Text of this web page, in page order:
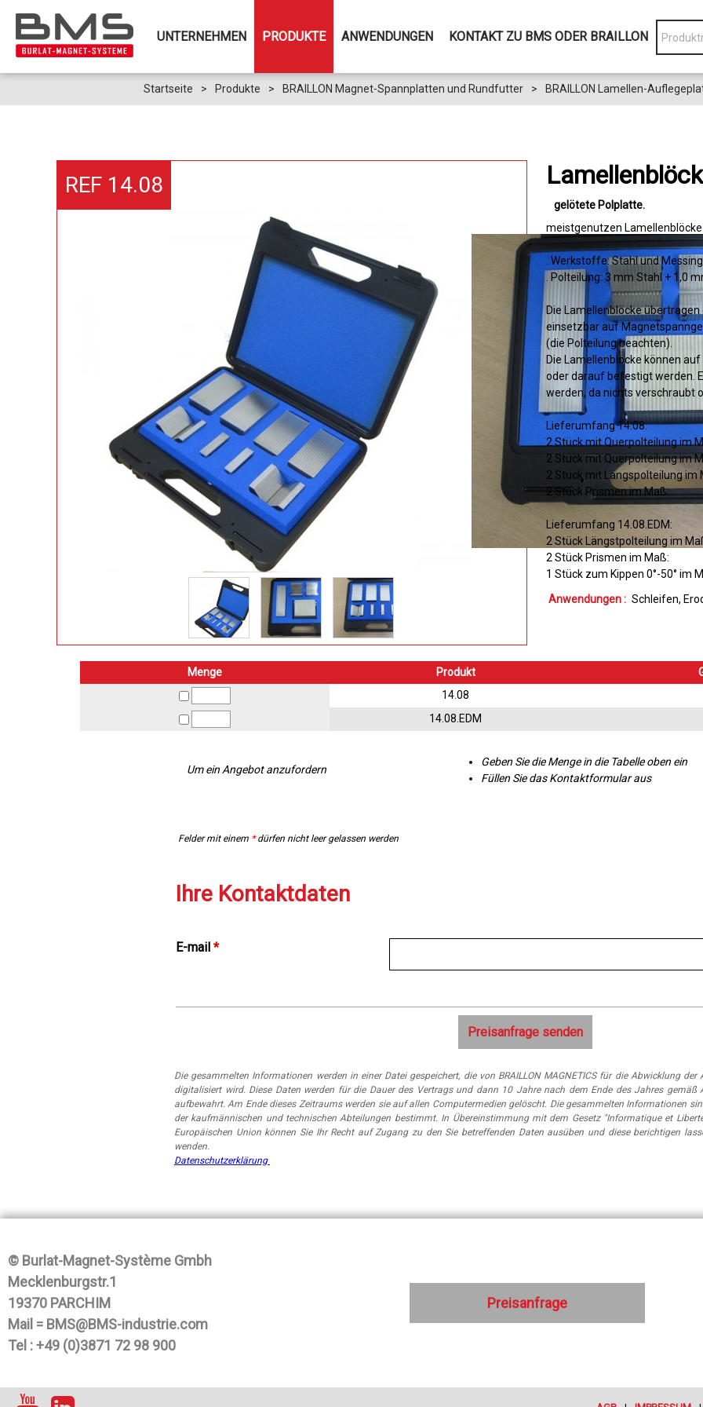
UNTERNEHMEN PRODUKTE ANWENDUNGEN KONTAKT ZU BMS ODER BRAILLON
Startseite > Produkte > BRAILLON Magnet-Spannplatten und Rundfutter > BRAILLON Lamellen-
REF 14.08
gelötete Polplatte
meistgenutzen
. Werkstoffe: Stahl und
. Polteilung: 3 mm Stahl + 1,0
Die Lamellenblöcke
einsetzbar auf
(die Polteilung beachten).
Die Lamellenblöcke können
oder darauf befestigt werden.
werden, da nichts verschraubt
Lieferumfang 14.08:
2 Stück mit Querpolteilung im
2 Stück mit Querpolteilung im
2 Stück mit Längspolteilung im
2 Stück Prismen im Maß:
Lieferumfang 14.08.EDM:
2 Stück Längstpolteilung im
2 Stück Prismen im Maß:
1 Stück zum Kippen 0°-50° im
Anwendungen : Schleifen
Menge Produkt
14.08
14.08.EDM
Um ein Angebot anzufordern
Geben Sie die Menge in die Tabelle oben ein
Füllen Sie das Kontaktformular aus
Felder mit einem *dürfen nicht leer gelassen werden
Ihre Kontaktdaten
E-mail *
Die gesammelten Informationen werden in einer Datei gespeichert, die von BRAILLON MAGNETICS für die Abwicklung
digitalisiert wird. Diese Daten werden für die Dauer des Vertrags und dann 10 Jahre nach dem Ende des Jahres gemäß
aufbewahrt. Am Ende dieses Zeitraums werden sie auf allen Computermedien gelöscht. Die gesammelten Informationen
der kaufmännischen und technischen Abteilungen bestimmt. In Übereinstimmung mit dem Gesetz "Informatique et
Europäischen Union können Sie Ihr Recht auf Zugang zu den Sie betreffenden Daten ausüben und diese berichtigen
wenden.
Datenschutzerklärung
© Burlat-Magnet-Système Gmbh
Mecklenburgstr.1
19370 PARCHIM
Mail = BMS@BMS-industrie.com
Tel : +49 (0)3871 72 98 900
Preisanfrage